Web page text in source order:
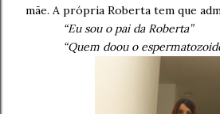
mãe. A própria Roberta tem que
“Eu sou o pai da Roberta”
“Quem doou o